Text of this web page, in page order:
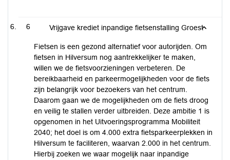
6 Vrijgave krediet inpandige fietsenstalling Groest
Fietsen is een gezond alternatief voor autorijden. Om
fietsen in Hilversum nog aantrekkelijker te maken,
willen we de fietsvoorzieningen verbeteren. De
bereikbaarheid en parkeermogelijkheden voor de fiets
zijn belangrijk voor bezoekers van het centrum.
Daarom gaan we de mogelijkheden om de fiets droog
en veilig te stallen verder uitbreiden. Deze ambitie 1 is
opgenomen in het Uitvoeringsprogramma Mobiliteit
2040; het doel is om 4.000 extra fietsparkeerplekken in
Hilversum te faciliteren, waarvan 2.000 in het centrum.
Hierbij zoeken we waar mogelijk naar inpandige